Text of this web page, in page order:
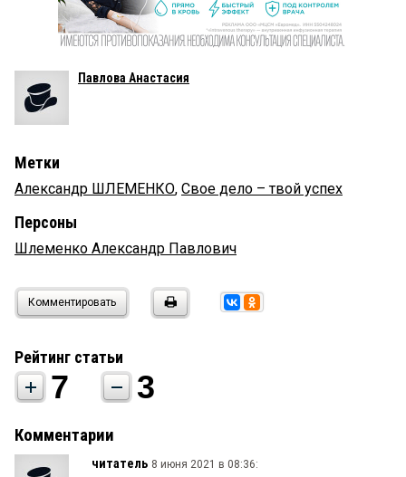
Павлова Анастасия
Метки
Александр ШЛЕМЕНКО, Свое дело – твой успех
Персоны
Шлеменко Александр Павлович
Комментировать
Рейтинг статьи
7 3
Комментарии
читатель 8 июня 2021 в 08:36: